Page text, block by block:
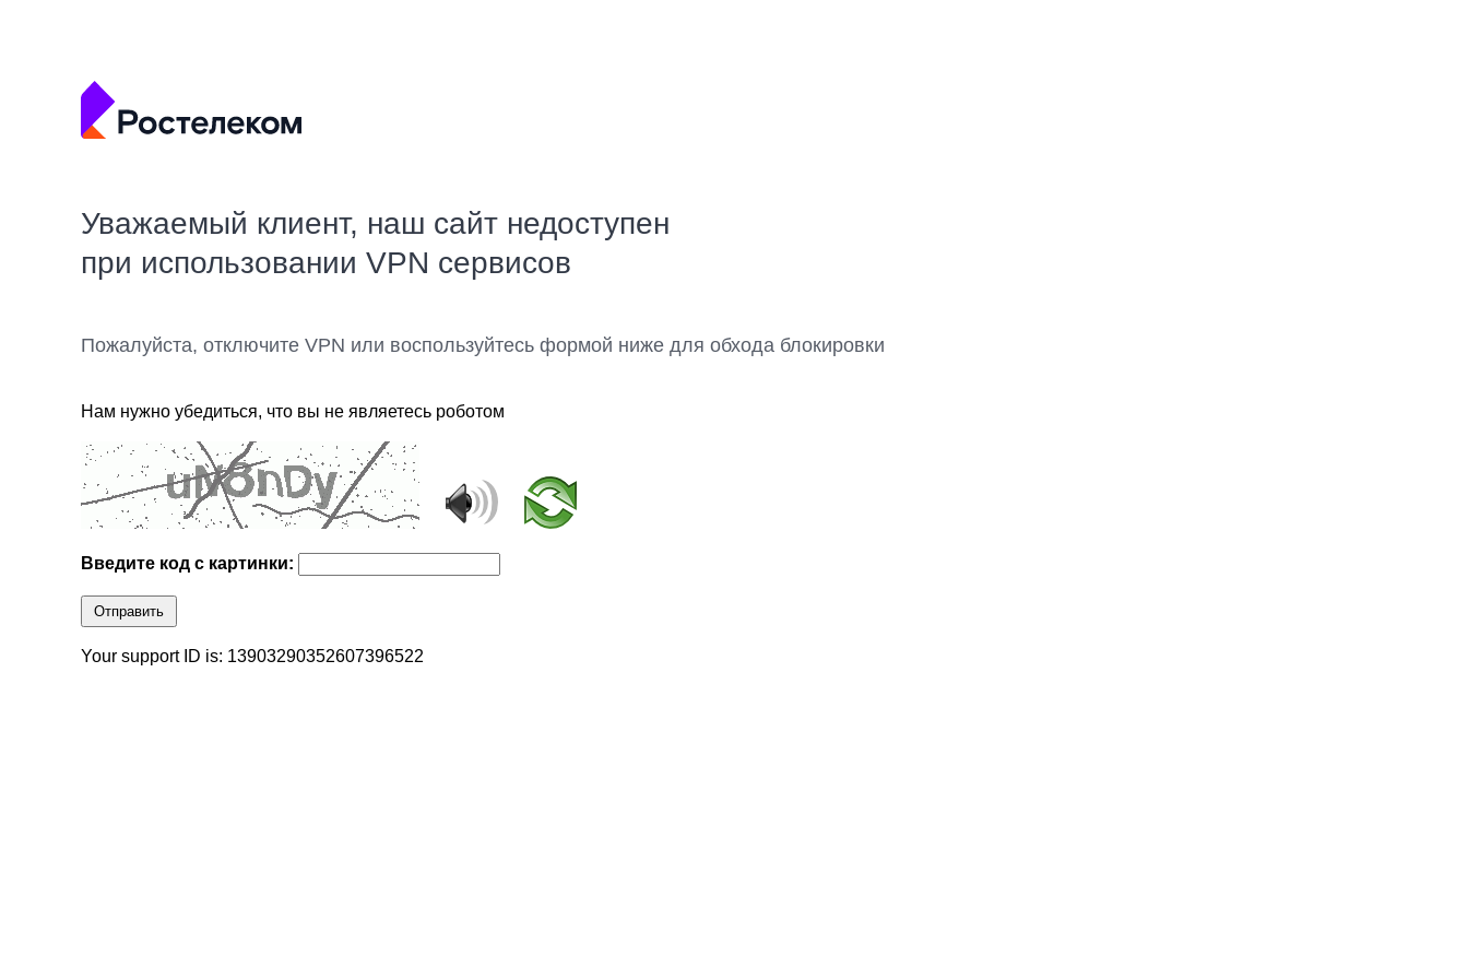
Уважаемый клиент, наш сайт недоступен
при использовании VPN сервисов
Пожалуйста, отключите VPN или воспользуйтесь формой ниже для обхода блокировки
Нам нужно убедиться, что вы не являетесь роботом
Введите код с картинки:
Отправить
Your support ID is: 13903290352607396522